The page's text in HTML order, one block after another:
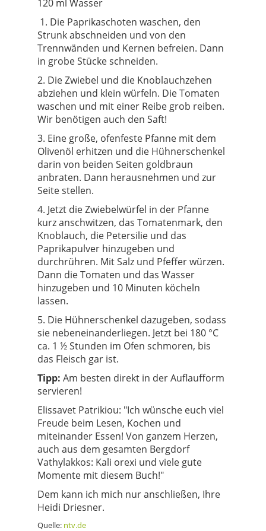
120 ml Wasser
1. Die Paprikaschoten waschen, den
Strunk abschneiden und von den
Trennwänden und Kernen befreien. Dann
in grobe Stücke schneiden.
2. Die Zwiebel und die Knoblauchzehen
abziehen und klein würfeln. Die Tomaten
waschen und mit einer Reibe grob reiben.
Wir benötigen auch den Saft!
3. Eine große, ofenfeste Pfanne mit dem
Olivenöl erhitzen und die Hühnerschenkel
darin von beiden Seiten goldbraun
anbraten. Dann herausnehmen und zur
Seite stellen.
4. Jetzt die Zwiebelwürfel in der Pfanne
kurz anschwitzen, das Tomatenmark, den
Knoblauch, die Petersilie und das
Paprikapulver hinzugeben und
durchrühren. Mit Salz und Pfeffer würzen.
Dann die Tomaten und das Wasser
hinzugeben und 10 Minuten köcheln
lassen.
5. Die Hühnerschenkel dazugeben, sodass
sie nebeneinanderliegen. Jetzt bei 180 °C
ca. 1 ½ Stunden im Ofen schmoren, bis
das Fleisch gar ist.
Tipp: Am besten direkt in der Auflaufform
servieren!
Elissavet Patrikiou: "Ich wünsche euch viel
Freude beim Lesen, Kochen und
miteinander Essen! Von ganzem Herzen,
auch aus dem gesamten Bergdorf
Vathylakkos: Kali orexi und viele gute
Momente mit diesem Buch!"
Dem kann ich mich nur anschließen, Ihre
Heidi Driesner.
Quelle: ntv.de